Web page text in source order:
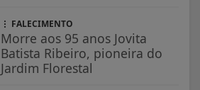
FALECIMENTO
Morre aos 95 anos Jovita
Batista Ribeiro, pioneira do
Jardim Florestal